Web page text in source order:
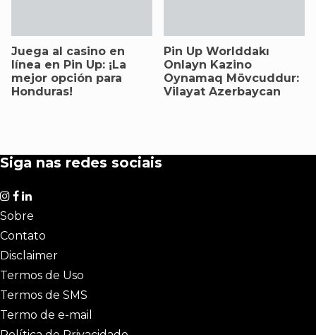
Juega al casino en
línea en Pin Up: ¡La
mejor opción para
Honduras!
Pin Up Worlddakı
Onlayn Kazino
Oynamaq Mövcuddur:
Vilayat Azerbaycan
Siga nas redes sociais
Sobre
Contato
Disclaimer
Termos de Uso
Termos de SMS
Termo de e-mail